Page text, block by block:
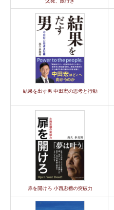
結果を出す男 中田宏の思考と行動
扉を開けろ 小西忠禮の突破力